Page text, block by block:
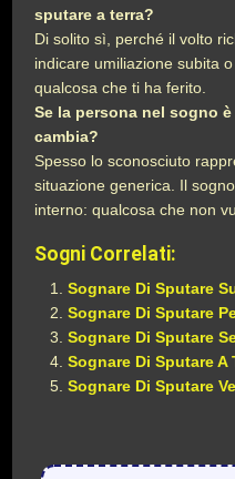
sputare a terra?
Di solito sì, perché il volto
indicare umiliazione subita
qualcosa che ti ha ferito.
Se la persona nel sogno
cambia?
Spesso lo sconosciuto
situazione generica. Il
interno: qualcosa che non
Sogni Correlati:
Sognare Di Sputare
Sognare Di Sputare
Sognare Di Sputare
Sognare Di Sputare A
Sognare Di Sputare